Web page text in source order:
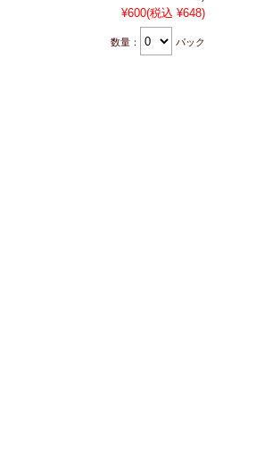
¥600(税込 ¥648)
数量： パック